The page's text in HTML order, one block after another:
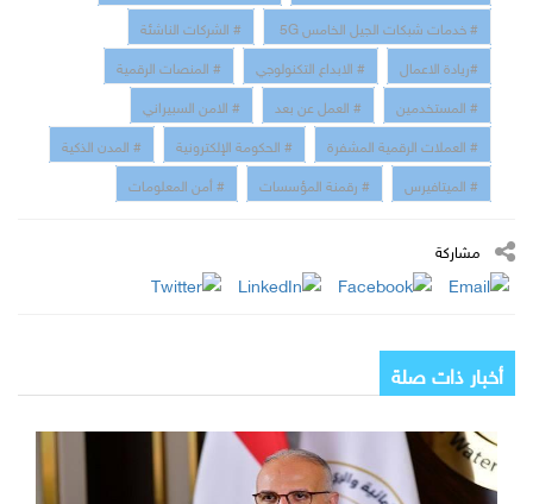
# خدمات شبكات الجيل الخامس 5G
# الشركات الناشئة
#ريادة الاعمال
# الابداع التكنولوجي
# المنصات الرقمية
# المستخدمين
# العمل عن بعد
# الامن السبيراني
# العملات الرقمية المشفرة
# الحكومة الإلكترونية
# المدن الذكية
# الميتافيرس
# رقمنة المؤسسات # أمن المعلومات
مشاركة
أخبار ذات صلة